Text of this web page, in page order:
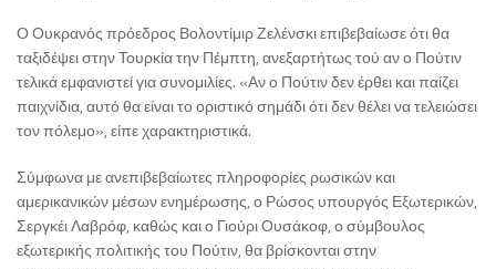
Ο Ουκρανός πρόεδρος Βολοντίμιρ Ζελένσκι επιβεβαίωσε ότι θα
ταξιδέψει στην Τουρκία την Πέμπτη, ανεξαρτήτως τού αν ο Πούτιν
τελικά εμφανιστεί για συνομιλίες. «Αν ο Πούτιν δεν έρθει και παίζει
παιχνίδια, αυτό θα είναι το οριστικό σημάδι ότι δεν θέλει να τελειώσει
τον πόλεμο», είπε χαρακτηριστικά.
Σύμφωνα με ανεπιβεβαίωτες πληροφορίες ρωσικών και
αμερικανικών μέσων ενημέρωσης, ο Ρώσος υπουργός Εξωτερικών,
Σεργκέι Λαβρόφ, καθώς και ο Γιούρι Ουσάκοφ, ο σύμβουλος
εξωτερικής πολιτικής του Πούτιν, θα βρίσκονται στην